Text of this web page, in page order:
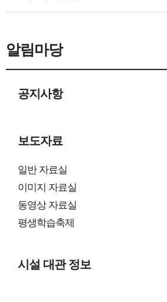
알림마당
공지사항
보도자료
일반 자료실
이미지 자료실
동영상 자료실
평생학습축제
시설 대관 정보